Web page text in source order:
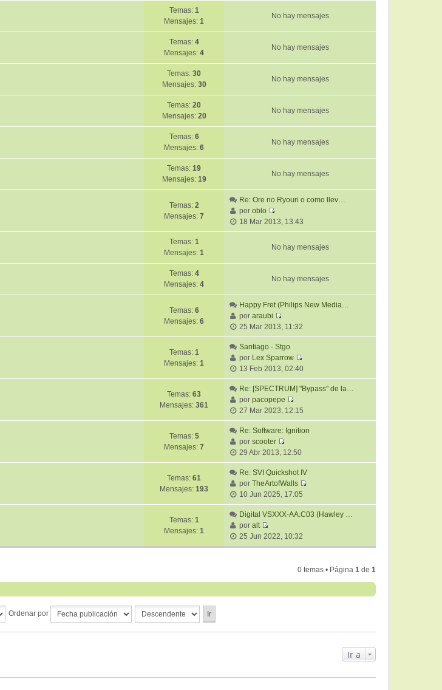
Temas: 1
Mensajes: 1
No hay mensajes
Temas: 4
Mensajes: 4
No hay mensajes
Temas: 30
Mensajes: 30
No hay mensajes
Temas: 20
Mensajes: 20
No hay mensajes
Temas: 6
Mensajes: 6
No hay mensajes
Temas: 19
Mensajes: 19
No hay mensajes
Temas: 2
Mensajes: 7
Re: Ore no Ryouri o como llev…
poroblo
V
e
ú
l
m
o
m
e
n
s
a
j
18 Mar 2013, 13:43
Temas: 1
Mensajes: 1
No hay mensajes
Temas: 4
Mensajes: 4
No hay mensajes
Temas: 6
Mensajes: 6
Happy Fret (Philips New Media…
poraraubi
V
e
r
ú
t
i
m
o
m
e
n
s
j
e
25 Mar 2013, 11:32
Temas: 1
Mensajes: 1
Santiago - Stgo
por Lex Sparrow
V
e
r
l
t
i
m
e
n
j
13 Feb 2013, 02:40
Temas: 63
Mensajes: 361
Re: [SPECTRUM] "Bypass" de la…
porpacopepe
V
e
r
l
t
i
m
o
m
e
s
a
e
27 Mar 2023, 12:15
Temas: 5
Mensajes: 7
Re: Software: Ignition
porscooter
V
e
r
ú
l
t
i
o
m
s
29 Abr 2013, 12:50
Temas: 61
Mensajes: 193
Re: SVI Quickshot IV
porTheArtofWalls
e
r
t
m
a
10 Jun 2025, 17:05
Temas: 1
Mensajes: 1
Digital VSXXX-AA.C03 (Hawley …
poralt
V
e
i
m
a
25 Jun 2022, 10:32
0 temas • Página 1 de 1
Ordenar por
Ir a